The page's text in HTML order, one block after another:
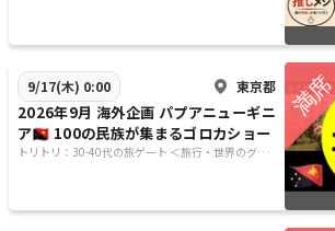
9/17(木) 0:00 東京都
2026年9月 海外企画 パプアニューギニ
ア🇵🇬 100の民族が集まるゴロカショー
トリトリ：30-40代の旅ゲート ＜旅行・世界のグル